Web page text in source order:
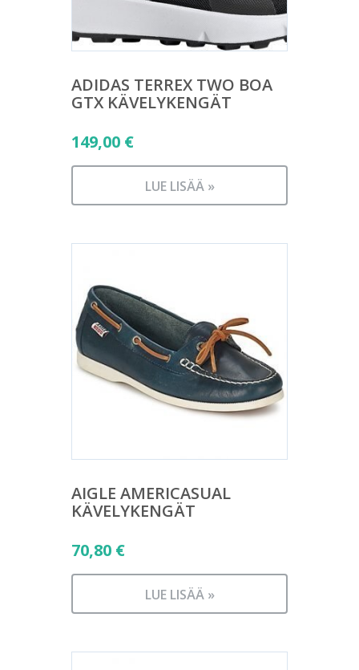
ADIDAS TERREX TWO BOA
GTX KÄVELYKENGÄT
149,00 €
LUE LISÄÄ »
AIGLE AMERICASUAL
KÄVELYKENGÄT
70,80 €
LUE LISÄÄ »